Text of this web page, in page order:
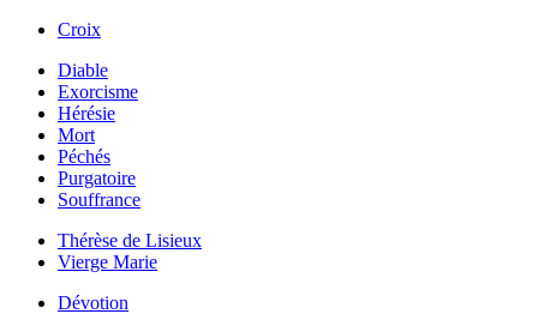
Croix
Diable
Exorcisme
Hérésie
Mort
Péchés
Purgatoire
Souffrance
Thérèse de Lisieux
Vierge Marie
Dévotion